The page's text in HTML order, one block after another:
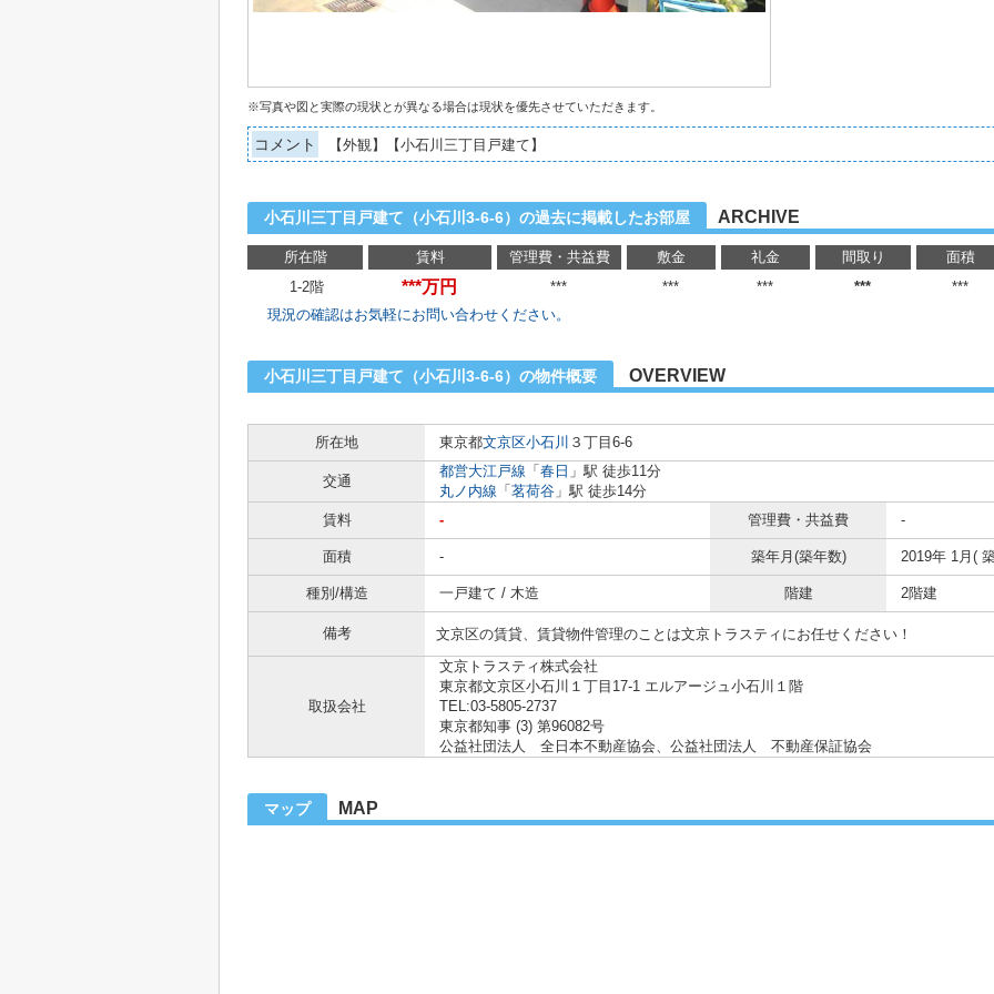
※写真や図と実際の現状とが異なる場合は現状を優先させていただきます。
コメント 【外観】【小石川三丁目戸建て】
小石川三丁目戸建て（小石川3-6-6）の過去に掲載したお部屋 ARCHIVE
所在階 賃料 管理費・共益費 敷金 礼金 間取り
面積
1-2階
***万円 *** *** *** ***
***
現況の確認はお気軽にお問い合わせください。
小石川三丁目戸建て（小石川3-6-6）の物件概要 OVERVIEW
所在地 東京都文京区小石川 ３丁目6-6
交通
都営大江戸線 「 春日 」駅 徒歩11分
丸ノ内線 「 茗荷谷 」駅 徒歩14分
賃料
- 管理費・共益費 -
面積 - 築年月(築年数) 2019年 1月(
種別/構造 一戸建て / 木造 階建 2階建
備考 文京区の賃貸、賃貸物件管理のことは文京トラスティにお任せください！
取扱会社
文京トラスティ株式会社
東京都文京区小石川１丁目17-1 エルアージュ小石川１階
TEL:03-5805-2737
東京都知事 (3) 第96082号
公益社団法人 全日本不動産協会、公益社団法人 不動産保証協会
マップ MAP